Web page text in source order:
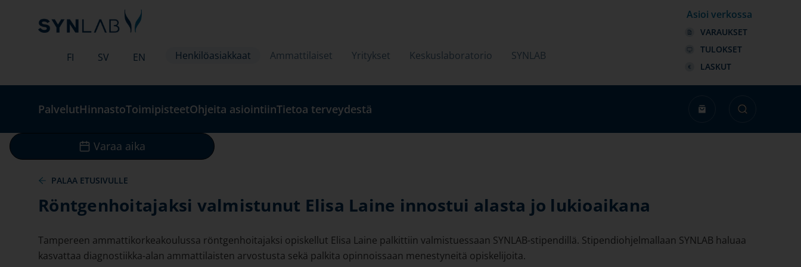
FI SV EN Henkilöasiakkaat Ammattilaiset Yritykset Keskuslaboratorio SYNLAB
Asioi verkossa
VARAUKSET
TULOKSET
LASKUT
PalvelutHinnastoToimipisteetOhjeita asiointiinTietoa terveydestä
Varaa aika
PALAA ETUSIVULLE
Röntgenhoitajaksi valmistunut Elisa Laine innostui alasta jo lukioaikana
Tampereen ammattikorkeakoulussa röntgenhoitajaksi opiskellut Elisa Laine palkittiin valmistuessaan SYNLAB-stipendillä. Stipendiohjelmallaan SYNLAB haluaa
kasvattaa diagnostiikka-alan ammattilaisten arvostusta sekä palkita opinnoissaan menestyneitä opiskelijoita.